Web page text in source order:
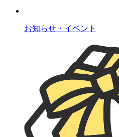
お知らせ・イベント